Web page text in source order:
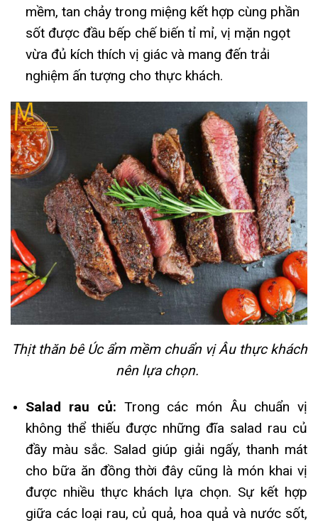
mềm, tan chảy trong miệng kết hợp cùng phần
sốt được đầu bếp chế biến tỉ mỉ, vị mặn ngọt
vừa đủ kích thích vị giác và mang đến trải
nghiệm ấn tượng cho thực khách.
Thịt thăn bê Úc ẩm mềm chuẩn vị Âu thực khách
nên lựa chọn.
Salad rau củ: Trong các món Âu chuẩn vị
không thể thiếu được những đĩa salad rau củ
đầy màu sắc. Salad giúp giải ngấy, thanh mát
cho bữa ăn đồng thời đây cũng là món khai vị
được nhiều thực khách lựa chọn. Sự kết hợp
giữa các loại rau, củ quả, hoa quả và nước sốt,